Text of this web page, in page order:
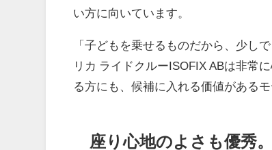
い方に向いています。
「子どもを乗せるものだから、少し
リカ ライドクルーISOFIX ABは非常
る方にも、候補に入れる価値がある
座り心地のよさも優秀